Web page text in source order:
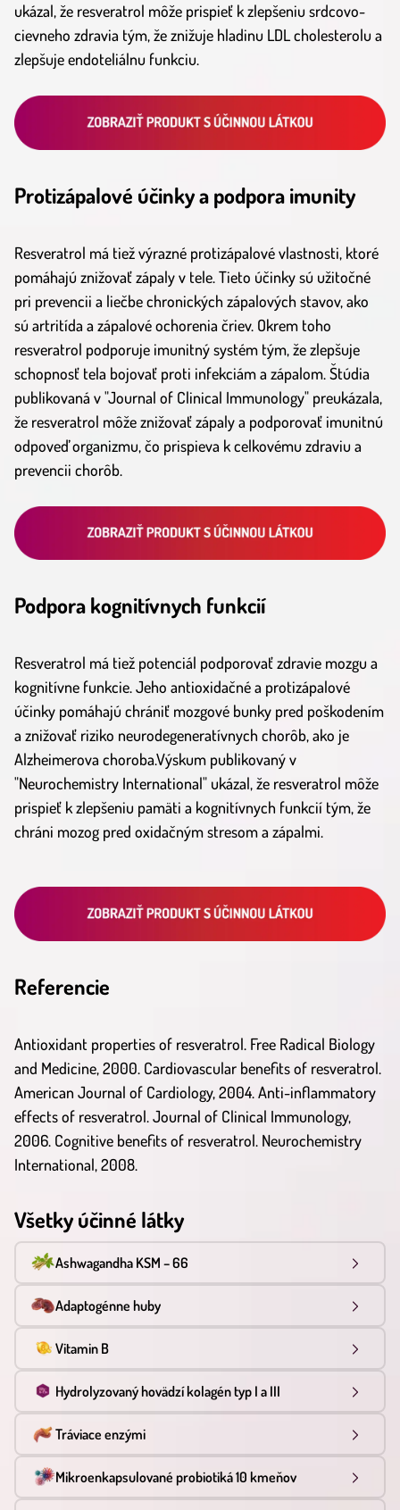
ukázal, že resveratrol môže prispieť k zlepšeniu srdcovo-
cievneho zdravia tým, že znižuje hladinu LDL cholesterolu a
zlepšuje endoteliálnu funkciu.
Protizápalové účinky a podpora imunity
Resveratrol má tiež výrazné protizápalové vlastnosti, ktoré
pomáhajú znižovať zápaly v tele. Tieto účinky sú užitočné
pri prevencii a liečbe chronických zápalových stavov, ako
sú artritída a zápalové ochorenia čriev. Okrem toho
resveratrol podporuje imunitný systém tým, že zlepšuje
schopnosť tela bojovať proti infekciám a zápalom. Štúdia
publikovaná v "Journal of Clinical Immunology" preukázala,
že resveratrol môže znižovať zápaly a podporovať imunitnú
odpoveď organizmu, čo prispieva k celkovému zdraviu a
prevencii chorôb.
Podpora kognitívnych funkcií
Resveratrol má tiež potenciál podporovať zdravie mozgu a
kognitívne funkcie. Jeho antioxidačné a protizápalové
účinky pomáhajú chrániť mozgové bunky pred poškodením
a znižovať riziko neurodegeneratívnych chorôb, ako je
Alzheimerova choroba.Výskum publikovaný v
"Neurochemistry International" ukázal, že resveratrol môže
prispieť k zlepšeniu pamäti a kognitívnych funkcií tým, že
chráni mozog pred oxidačným stresom a zápalmi.
Referencie
Antioxidant properties of resveratrol. Free Radical Biology
and Medicine, 2000. Cardiovascular benefits of resveratrol.
American Journal of Cardiology, 2004. Anti-inflammatory
effects of resveratrol. Journal of Clinical Immunology,
2006. Cognitive benefits of resveratrol. Neurochemistry
International, 2008.
Všetky účinné látky
Ashwagandha KSM – 66
Adaptogénne huby
Vitamin B
Hydrolyzovaný hovädzí kolagén typ I a III
Tráviace enzými
Mikroenkapsulované probiotiká 10 kmeňov